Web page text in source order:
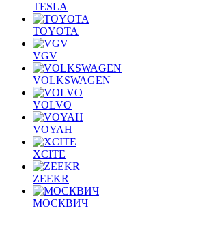
TESLA
TOYOTA
VGV
VOLKSWAGEN
VOLVO
VOYAH
XCITE
ZEEKR
МОСКВИЧ